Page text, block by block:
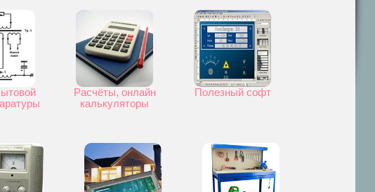
Расчёты, онлайн
калькуляторы
Полезный софт